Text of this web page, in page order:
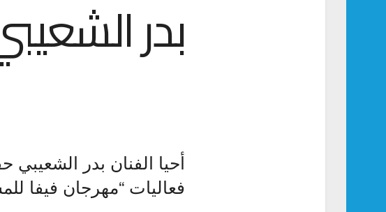
بدر
أحيا الفنان بدر
فعاليات “مهرجان فيفا